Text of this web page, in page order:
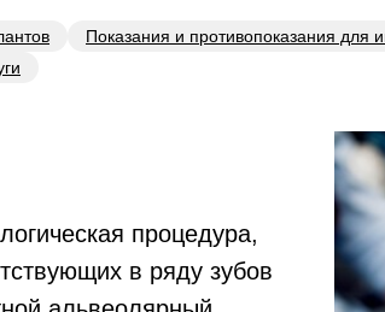
Показания и противопоказания для
процедура,
в ряду зубов